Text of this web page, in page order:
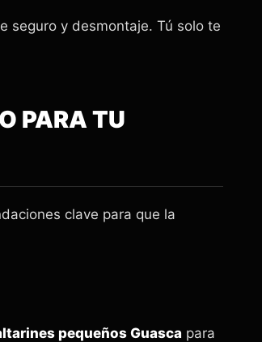
seguro y desmontaje. Tú solo te
PARA TU
clave para que la
pequeños Guasca para